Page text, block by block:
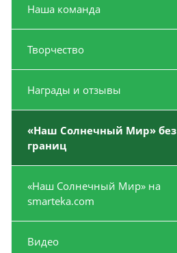
Наша команда
Творчество
Награды и отзывы
«Наш Солнечный Мир» без
границ
«Наш Солнечный Мир» на
smarteka.com
Видео